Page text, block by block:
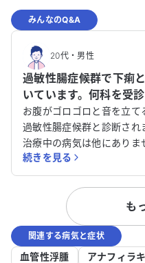
みんなのQ&A
20代・男性
過敏性腸症候群で下痢
いています。何科を受
てください。
お腹がゴロゴロと音を立て
過敏性腸症候群と診断され
治療中の病気は他にありま
いており、今年の初夏から
ます。近所の内科で検便を
きな病気は見つからず、
治療薬を朝に2錠服用していま
れた薬を飲み始めて2週間
が、不調な日は1日に10回
お腹がぐるぐると音を立て
続きを見る
も
関連する病気と症状
血管性浮腫 アナフィラ